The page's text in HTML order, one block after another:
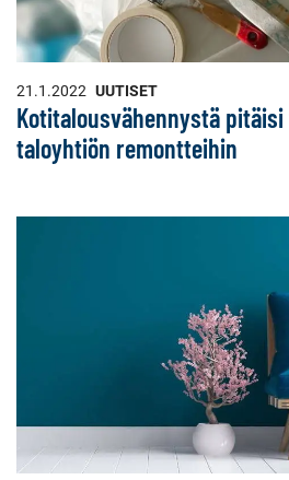
21.1.2022 UUTISET
Kotitalousvähennystä
taloyhtiön remontteihin